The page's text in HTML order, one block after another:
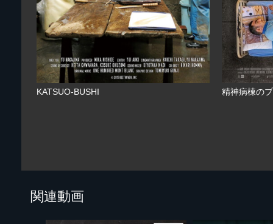
KATSUO-BUSHI 精神病棟の
関連動画